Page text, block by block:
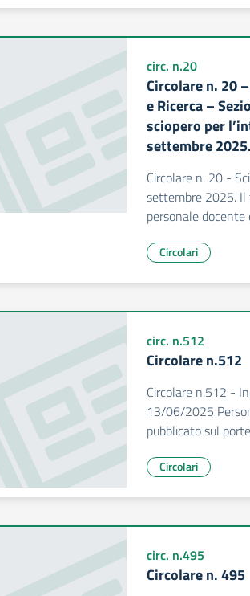
circ. n.20
Circolare n. 20
e Ricerca –
sciopero per
settembre 2025.
Circolare n. 20 -
settembre 2025. Il
personale docente
Circolari
circ. n.512
Circolare n.512
Circolare n.512 -
13/06/2025
pubblicato sul
Circolari
circ. n.495
Circolare n. 495